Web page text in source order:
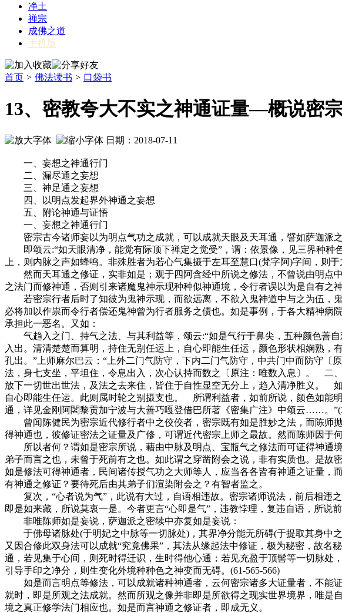
净土
禅宗
成佛之道
手机版
首页 > 佛法读书 > 口袋书
13、密教夸大不实之神通证量—概说密宗
日期：2018-07-11
一、妄想之神通行门
二、漏尽通之妄想
三、神足通之妄想
四、以明点发起界外神通之妄想
五、附论神通与证悟
一、妄想之神通行门
密宗古今诸师妄以为明点气功之成就，可以成就天眼及天耳通，譬如萨迦派
即颂云:“如天眼清净，能觉有际顶下禅定之觉受”，谓：依景像，见三界种种
上，则内脉之声如蜂鸣。非殊胜者为若心气集摄于左耳至慧口(梵字阿)字间，则
然而天耳通之修证，实非如是；观于四阿含经中所说之修法，不曾说由明点
之法门而修神通，否则引来诸魔鬼神示现种种似神通境，令行者误以为是自有之
若密宗行者后时了知彼为鬼神示现，而欲远离，不欲入鬼神道中与之为伍，
必将加以作祟而令行者偿还鬼神曾为行者服务之债也。如是事例，于各大精神
承担此一恶名。又如：
气趋入之门、持气之法、与其利益等，颂云:“如是气行于鼻尖，五种颜色善
入出。清清楚楚而算明，持住无别任运上，自心即能生任运，颜色形状相娴熟
孔出。”上师麻尔巴云：“上外二门气防守，下内二门气防守，中共门中而防守
法，身七支坐，平坦住，令息出入，次心认持而数之〔原注：唯数入息〕。
放下一切世出世法，及法之去来住，皆住于自性显空无分上，趋入清净胜义。
自心即能生任运。此则属时轮之别摄支也。 所谓利益者，如前所说，颜色如能
通，详见金刚阿闍黎贡加宁波与大善巧嘎登借巴所著《密集广注》中颂云……。
曾闻陈健民为密宗近代修行者中之佼佼者，密宗既有如是胜妙之法，而陈师
得神通也，彼修证密法之证量及广修，可谓近代密宗上师之最故。然而陈师因于
所以者何？谓如是密宗所说，藉由中脉及明点、宝瓶气之修法而可证得神通
弟子而言之也，未曾于死前有之也。如此谓之穿凿附会之说，非有实质也。是
如是修法可得神通者，民间诸传授气功之大师等人，应当各各皆有神通之证量
有神通之修证？要待死后由其弟子们渲染附会之？有智者监之。
复次，“心者说为气”，此说有大过，自语相违故。密宗诸师说法，前后相违
即是如来藏，所说莫衷一是。今者更言“心即是气”，违教悖理，复违自语，所
非唯陈师如是妄说，萨迦派之密续中亦复如是妄说：
于佛母诸脉处(于明妃之中脉等一切脉处)，其界净分能无所碍(于提取其身中
又因合修此双身法可以成就“究竟佛果”，其法从缘起法中修证，极为秘密，故
通，若见集于心间，则死时得迁识，生时得他心通；若见充盈于顶髻等一切脉
引导手印之净分，则生变化外境种种色之神变而无碍。(61-565-566)
如是而言明点等修法，可以成就诸种神通者，云何密宗诸多大证量者，不能
就时，即是所观之法成就。然而所观之像并非即是所欲得之现实世界境界，唯
境之真正修学法门相应也。如是而言神通之修证者，即成无义。